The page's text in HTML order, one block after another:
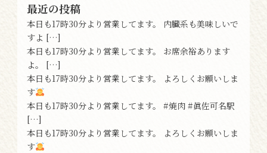
最近の投稿
本日も17時30分より営業してます。 内臓系も美味しいで
すよ […]
本日も17時30分より営業してます。 お席余裕あります
よ。 […]
本日も17時30分より営業してます。 よろしくお願いしま
す
本日も17時30分より営業してます。 #焼肉 #眞佐可名駅
[…]
本日も17時30分より営業してます。 よろしくお願いしま
す